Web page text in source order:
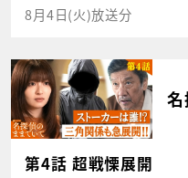
8月4日(火)放送分
第4話 超戦慄展開